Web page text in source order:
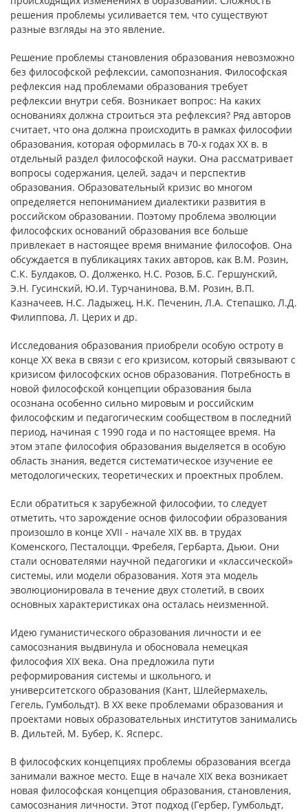
решения проблемы усиливается тем, что существуют
разные взгляды на это явление.
Решение проблемы становления образования невозможно
без философской рефлексии, самопознания. Философская
рефлексия над проблемами образования требует
рефлексии внутри себя. Возникает вопрос: На каких
основаниях должна строиться эта рефлексия? Ряд авторов
считает, что она должна происходить в рамках философии
образования, которая оформилась в 70-х годах XX в. в
отдельный раздел философской науки. Она рассматривает
вопросы содержания, целей, задач и перспектив
образования. Образовательный кризис во многом
определяется непониманием диалектики развития в
российском образовании. Поэтому проблема эволюции
философских оснований образования все больше
привлекает в настоящее время внимание философов. Она
обсуждается в публикациях таких авторов, как В.М. Розин,
С.К. Булдаков, О. Долженко, Н.С. Розов, Б.С. Гершунский,
Э.Н. Гусинский, Ю.И. Турчанинова, В.М. Розин, В.П.
Казначеев, Н.С. Ладыжец, Н.К. Печенин, Л.А. Степашко, Л.Д.
Филиппова, Л. Церих и др.
Исследования образования приобрели особую остроту в
конце XX века в связи с его кризисом, который связывают с
кризисом философских основ образования. Потребность в
новой философской концепции образования была
осознана особенно сильно мировым и российским
философским и педагогическим сообществом в последний
период, начиная с 1990 года и по настоящее время. На
этом этапе философия образования выделяется в особую
область знания, ведется систематическое изучение ее
методологических, теоретических и проектных проблем.
Если обратиться к зарубежной философии, то следует
отметить, что зарождение основ философии образования
произошло в конце XVII - начале XIX вв. в трудах
Коменского, Песталоцци, Фребеля, Гербарта, Дьюи. Они
стали основателями научной педагогики и «классической»
системы, или модели образования. Хотя эта модель
эволюционировала в течение двух столетий, в своих
основных характеристиках она осталась неизменной.
Идею гуманистического образования личности и ее
самосознания выдвинула и обосновала немецкая
философия XIX века. Она предложила пути
реформирования системы и школьного, и
университетского образования (Кант, Шлейермахель,
Гегель, Гумбольдт). В XX веке проблемами образования и
проектами новых образовательных институтов занимались
В. Дильтей, М. Бубер, К. Ясперс.
В философских концепциях проблемы образования всегда
занимали важное место. Еще в начале XIX века возникает
новая философская концепция образования, становления,
самосознания личности. Этот подход (Гербер, Гумбольдт,